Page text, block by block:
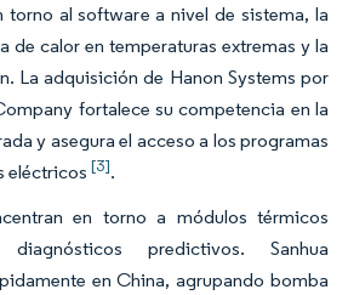
al software a nivel de sistema, la
de calor en temperaturas extremas y la
La adquisición de Hanon Systems por
fortalece su competencia en la
y asegura el acceso a los programas
eléctricos [3].
en torno a módulos térmicos
predictivos. Sanhua
en China, agrupando bomba